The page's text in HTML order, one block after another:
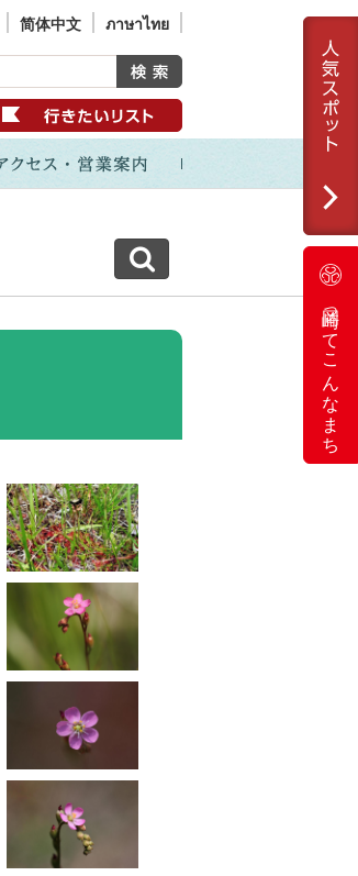
简体中文 ภาษาไทย
岡崎ってこんなまち